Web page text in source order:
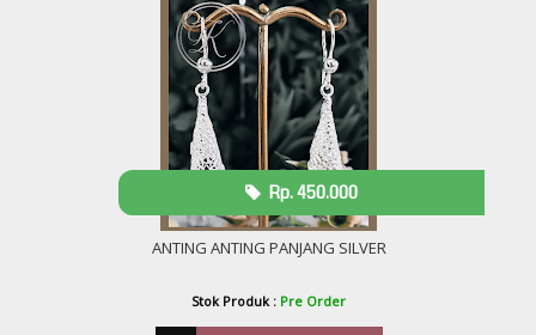
ANTING ANTING PANJANG SILVER
Rp. 450.000
Stok Produk : Pre Order